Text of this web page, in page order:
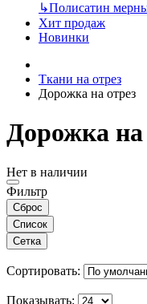
↳Полисатин
Хит продаж
Новинки
Ткани на отрез
Дорожка на отрез
Дорожка на
Нет в наличии
Фильтр
Сброс
Список
Сетка
Сортировать:
Показывать: